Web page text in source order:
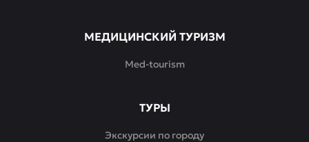
МЕДИЦИНСКИЙ ТУРИЗМ
Med-tourism
ТУРЫ
Экскурсии по городу